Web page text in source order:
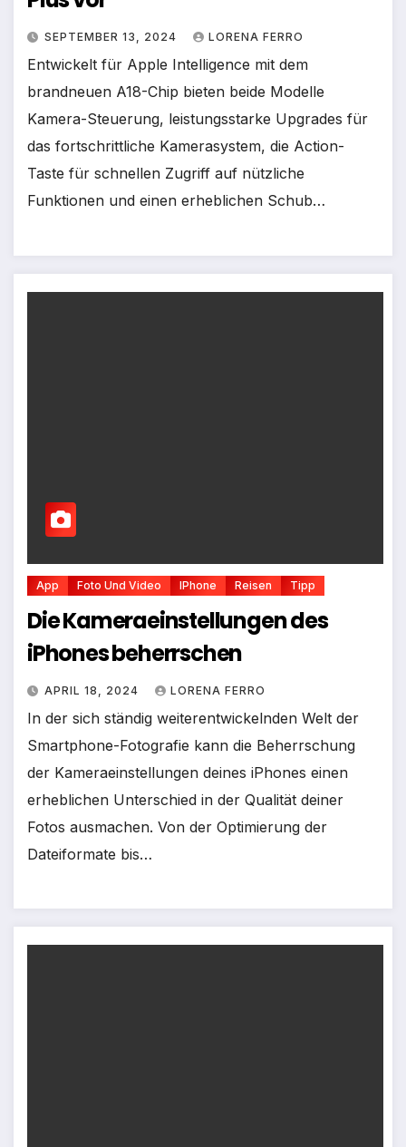
SEPTEMBER 13, 2024 LORENA FERRO
Entwickelt für Apple Intelligence mit dem
brandneuen A18-Chip bieten beide Modelle
Kamera-Steuerung, leistungsstarke Upgrades für
das fortschrittliche Kamerasystem, die Action-
Taste für schnellen Zugriff auf nützliche
Funktionen und einen erheblichen Schub…
App Foto Und Video IPhone Reisen Tipp
Die Kameraeinstellungen des
iPhones beherrschen
APRIL 18, 2024 LORENA FERRO
In der sich ständig weiterentwickelnden Welt der
Smartphone-Fotografie kann die Beherrschung
der Kameraeinstellungen deines iPhones einen
erheblichen Unterschied in der Qualität deiner
Fotos ausmachen. Von der Optimierung der
Dateiformate bis…